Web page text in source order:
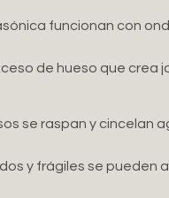
funcionan con
de hueso que crea
se raspan y cincelan
y frágiles se pueden